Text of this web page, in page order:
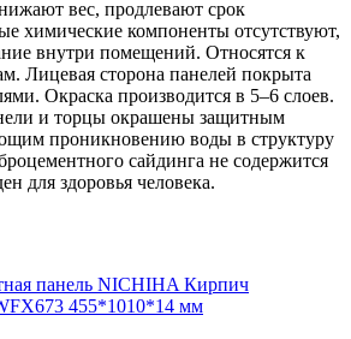
вес, продлевают срок
химические компоненты отсутствуют,
внутри помещений. Относятся к
Лицевая сторона панелей покрыта
Окраска производится в 5–6 слоев.
и торцы окрашены защитным
проникновению воды в структуру
сайдинга не содержится
для здоровья человека.